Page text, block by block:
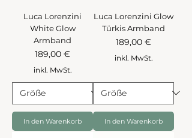
Luca Lorenzini
White Glow
Armband
Preis
189,00 €
inkl. MwSt.
In den Warenkorb
Luca Lorenzini Glow
Türkis Armband
Preis
189,00 €
inkl. MwSt.
In den Warenkorb